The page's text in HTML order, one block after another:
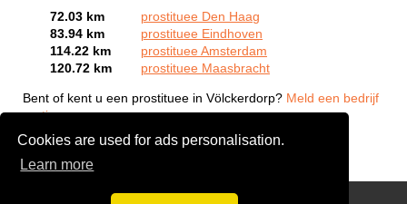
Cookies are used for ads personalisation.
Learn more
72.03 km
prostituee Den Haag
83.94 km
prostituee Eindhoven
114.22 km
prostituee Amsterdam
120.72 km
prostituee Maasbracht
Bent of kent u een prostituee in Völckerdorp? Meld een bedrijf
gratis aan